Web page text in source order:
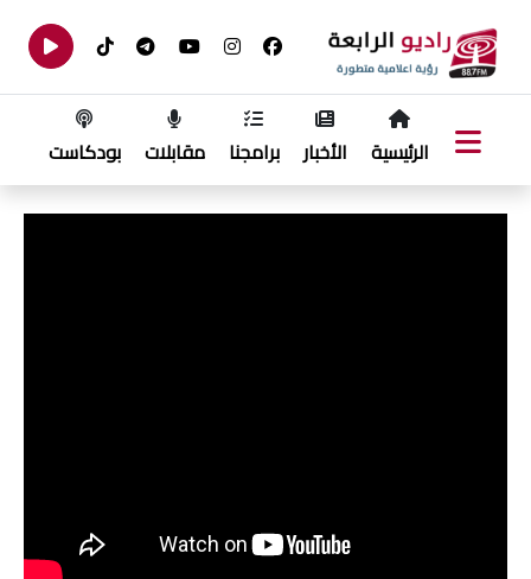
الرئيسية الأخبار برامجنا مقابلات بودكاست